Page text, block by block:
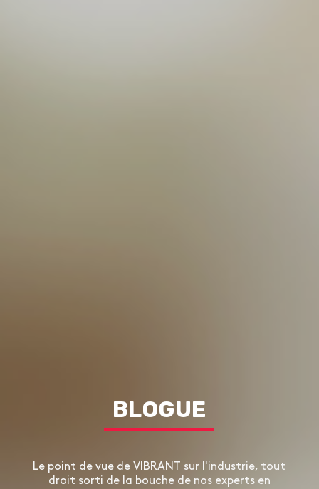
BLOGUE
Le point de vue de VIBRANT sur l'industrie, tout
droit sorti de la bouche de nos experts en